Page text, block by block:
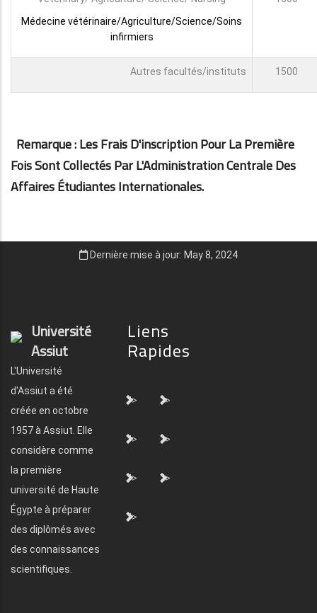
Médecine vétérinaire/Agriculture/Science/Soins
infirmiers
Autres facultés/instituts 1500
Remarque : Les Frais D'inscription Pour La Première
Fois Sont Collectés Par L'Administration Centrale Des
Affaires Étudiantes Internationales.
Dernière mise à jour: May 8, 2024
Université
Assiut
L'Université
d'Assiut a été
créée en octobre
1957 à Assiut. Elle
considère comme
la première
université de Haute
Égypte à préparer
des diplômés avec
des connaissances
scientifiques.
Liens
Rapides
"> ">
"> ">
"> ">
">